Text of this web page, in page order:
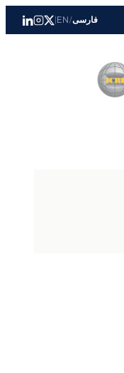
فارسی/
EN
|